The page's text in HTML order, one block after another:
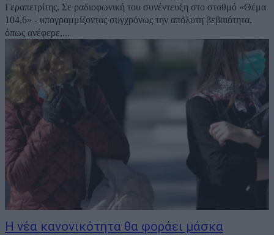
Γεραπετρίτης. Σε ραδιοφωνική του συνέντευξη στο σταθμό «Θέμα
104,6» - υπογραμμίζοντας συγχρόνως την απόλυτη βεβαιότητα,
όπως ανέφερε,...
Η νέα κανονικότητα θα φοράει μάσκα